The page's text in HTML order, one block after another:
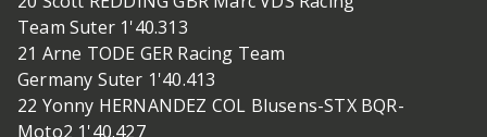
Team Suter 1'40.313
21 Arne TODE GER Racing Team
Germany Suter 1'40.413
22 Yonny HERNANDEZ COL Blusens-STX BQR-
Moto2 1'40.427